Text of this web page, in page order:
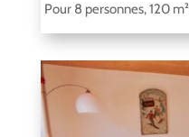
Pour 8 personnes, 120